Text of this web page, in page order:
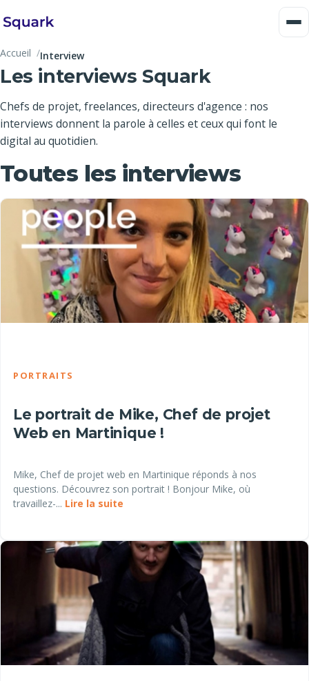
Accueil Interview
Les interviews Squark
Chefs de projet, freelances, directeurs d'agence : nos
interviews donnent la parole à celles et ceux qui font le
digital au quotidien.
Toutes les interviews
PORTRAITS
Le portrait de Mike, Chef de projet
Web en Martinique !
Mike, Chef de projet web en Martinique réponds à nos
questions. Découvrez son portrait ! Bonjour Mike, où
travaillez-... Lire la suite